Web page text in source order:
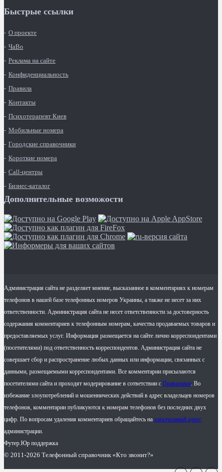
Быстрые ссылки
О проекте
ЧаВо
Реклама на сайте
Конфиденциальность
Правила
Контакты
Психотерапевт Киев
Мобильные номера
Городские справочники
Короткие номера
Call-центры
Бизнес-каталог
Дополнительные возможости
Администрация сайта не разделяет мнение, высказанное в комментариях к номерам
телефонов в нашей базе телефонных номеров Украины, а также не несет за них
ответственности. Администрация сайта не несет ответственности за достоверность
содержания комментариев к телефонным номерам, качества продаваемых товаров и
предоставляемых услуг. Информация размещается на сайте лично корреспондентами
(посетителями) под ответственность корреспондентов. Администрация сайта не
совершает сбор и распространение любых данных или информации, связанных с
данными, размещаемыми корреспондентами. Все комментарии присылаются
посетителями сайта и проходят модерирование в сответствии с Правилами. Во
избежание злоупотреблений и мошеннических действий в адрес владельцев номеров
телефонов, комментарии публикуются к номерам телефонов без последних двух
цифр. По вопросам удаления комментариев обращайтесь на электронный адрес
администрации.
Футер.Юр поддержка
© 2011-2026 Телефонный справочник «Кто звонит?»